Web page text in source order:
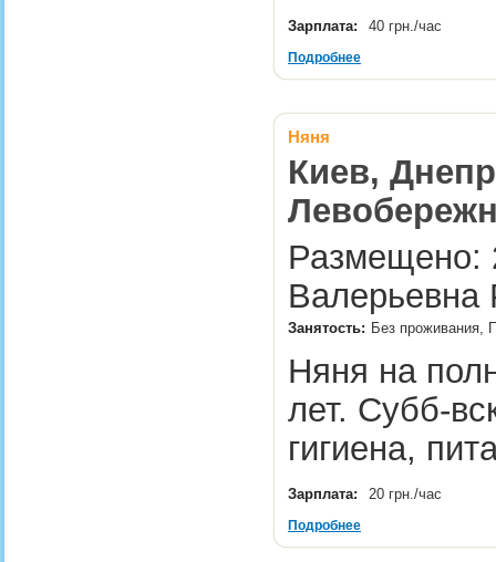
Зарплата: 40 грн./час
Подробнее
Няня
Киев,
Размещено:
Валерьевна
Занятость: Без проживания,
Няня на
лет. Субб-
гигиена,
Зарплата: 20 грн./час
Подробнее